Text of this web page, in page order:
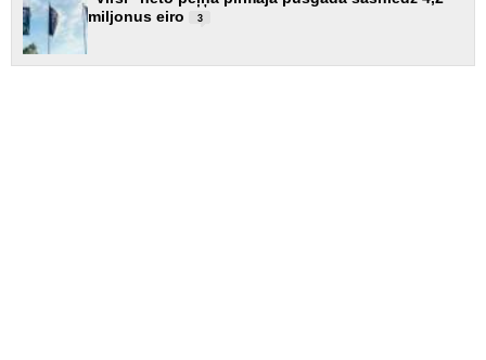
miljonus eiro
3